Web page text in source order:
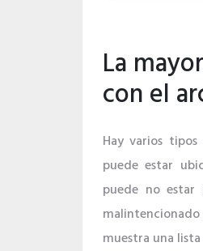
La
con el
Hay varios
puede estar
puede no
muestra una